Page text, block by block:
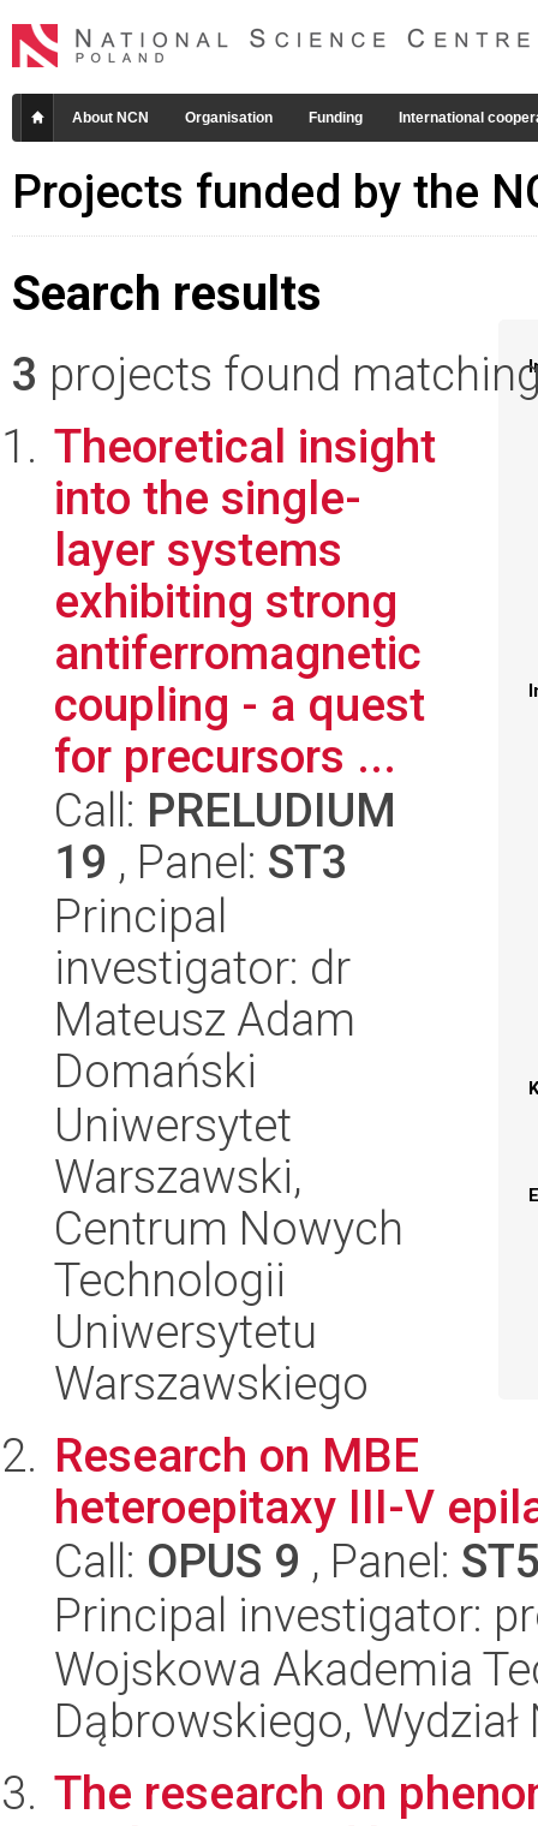
About NCN Organisation Funding International
Projects funded by the
Search results
3 projects found
Theoretical insight
into the single-
layer systems
exhibiting strong
antiferromagnetic
coupling - a quest
for precursors ...
Call: PRELUDIUM
19 , Panel: ST3
Principal
investigator: dr
Mateusz Adam
Domański
Uniwersytet
Warszawski,
Centrum Nowych
Technologii
Uniwersytetu
Warszawskiego
Research on MBE
heteroepitaxy III-V
Call: OPUS 9 , Panel:
Principal investigator:
Wojskowa Akademia
Dąbrowskiego,
The research on